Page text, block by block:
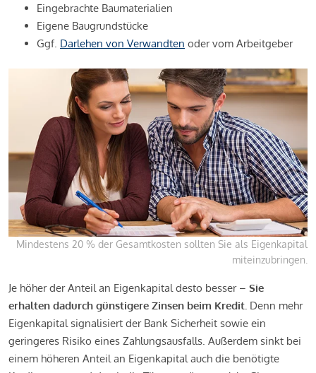
Eingebrachte Baumaterialien
Eigene Baugrundstücke
Ggf. Darlehen von Verwandten oder vom Arbeitgeber
Mindestens 20 % der Gesamtkosten sollten Sie als Eigenkapital
miteinzubringen.
Je höher der Anteil an Eigenkapital desto besser – Sie
erhalten dadurch günstigere Zinsen beim Kredit. Denn mehr
Eigenkapital signalisiert der Bank Sicherheit sowie ein
geringeres Risiko eines Zahlungsausfalls. Außerdem sinkt bei
einem höheren Anteil an Eigenkapital auch die benötigte